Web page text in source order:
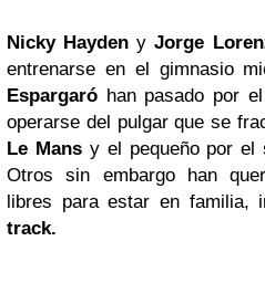
Nicky HaydenyJorge
entrenarse en el gimnasio
Espargaró han pasado por
operarse del pulgar que se
Le Mansy el pequeño por el
Otros sin embargo han
libres para estar en familia,
track.